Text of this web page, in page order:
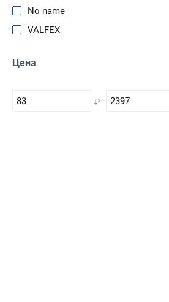
No name
VALFEX
Цена
₽–